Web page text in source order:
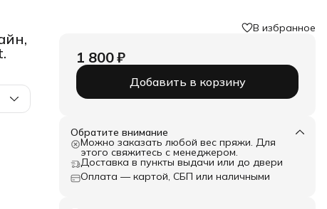
В избранное
1 800 ₽
Добавить в корзину
Обратите внимание
Можно заказать любой вес пряжи. Для
этого свяжитесь с менеджером.
Доставка в пункты выдачи или до двери
Оплата — картой, СБП или наличными